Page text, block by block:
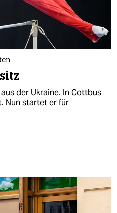
der Ukraine. In Cottbus
Nun startet er für